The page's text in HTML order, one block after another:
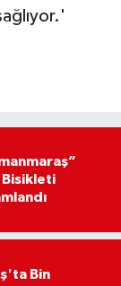
Bisikleti
Bin